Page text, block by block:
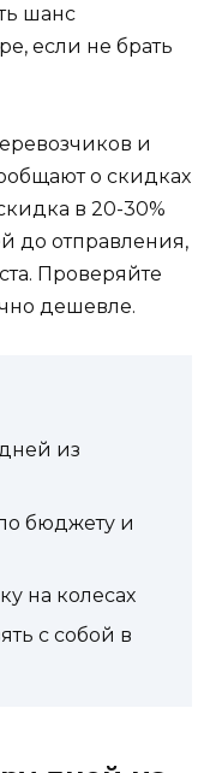
шанс
если не брать
и
о скидках
в 20-30%
до отправления,
Проверяйте
дешевле.
из
бюджету и
на колесах
с собой в